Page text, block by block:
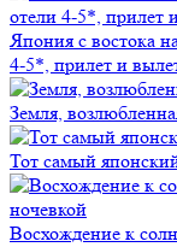
Япония с востока
4-5*, прилет и
Земля,
Тот самый
Восхождение к